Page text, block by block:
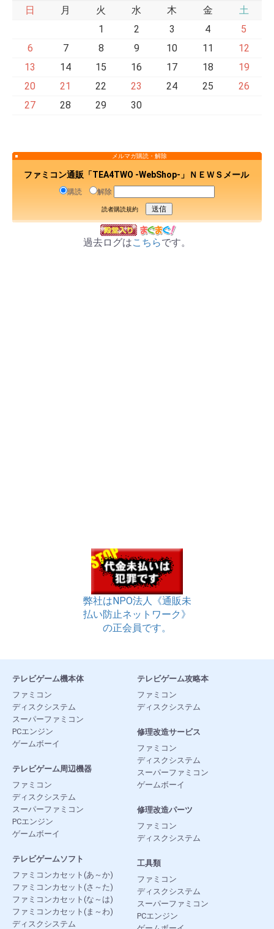
日
月 火 水 木 金
土
1
2 3 4
5
6
7 8 9 10 11
12
13
14 15 16 17 18
19
20
21 22 23 24 25
26
27
28 29 30
メルマガ購読・解除
ファミコン通販「TEA4TWO -WebShop-」ＮＥＷＳメール
購読 解除
読者購読規約
過去ログはこちらです。
弊社はNPO法人《通販未
払い防止ネットワーク》
の正会員です。
テレビゲーム機本体
ファミコン
ディスクシステム
スーパーファミコン
PCエンジン
ゲームボーイ
テレビゲーム周辺機器
ファミコン
ディスクシステム
スーパーファミコン
PCエンジン
ゲームボーイ
テレビゲームソフト
ファミコンカセット(あ～か)
ファミコンカセット(さ～た)
ファミコンカセット(な～は)
ファミコンカセット(ま～わ)
ディスクシステム
テレビゲーム攻略本
ファミコン
ディスクシステム
修理改造サービス
ファミコン
ディスクシステム
スーパーファミコン
ゲームボーイ
修理改造パーツ
ファミコン
ディスクシステム
工具類
ファミコン
ディスクシステム
スーパーファミコン
PCエンジン